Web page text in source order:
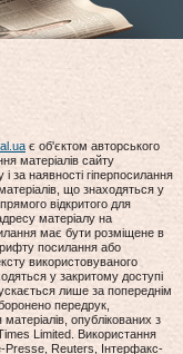
є об'єктом авторського
матеріалів сайту
за наявності гіперпосилання
що знаходяться у
відкритого для
матеріалу на
має бути розміщене в
посилання або
використовуваного
у закритому доступі
лише за попереднім
передрук,
опублікованих з
Limited. Використання
Presse, Reuters, Інтерфакс-